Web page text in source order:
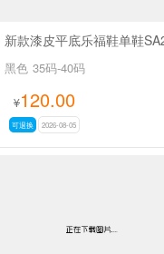
黑色 35码-40码
¥120.00
可退换 2026-08-05